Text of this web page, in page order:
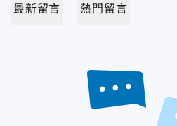
最新留言 熱門留言